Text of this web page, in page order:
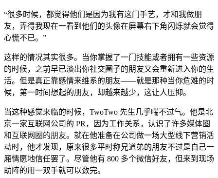
“很多时候，都觉得他们是因为我有这门手艺，才和我做朋
友，弄得我现在一看到他们的头像在屏幕右下角闪烁就会觉得
心慌不已。”
这样的情况其实很多。当你掌握了一门技能或者拥有一些资源
的时候，之前早已淡出你社交圈子的朋友又会重新进入你的生
活。但是真正靠感情来维系的朋友——就是那种当你危难的时
候，第一时间想起的朋友，却越来越少，这让人压抑。
当这种感觉来临的时候，TwoTwo 先生几乎喘不过气。他是北
京一家互联网公司的 PR，因为工作关系，认识了许多媒体圈
和互联网圈的朋友。就在他准备在公司做一场大型线下营销活
动时，他才发现，原来很多平时称兄道弟的朋友不过是自己一
厢情愿地信任罢了。尽管他有 800 多个微信好友，但来到现场
助阵的用一双手就可以数完。